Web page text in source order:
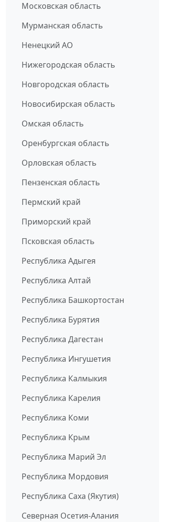
Московская область
Мурманская область
Ненецкий АО
Нижегородская область
Новгородская область
Новосибирская область
Омская область
Оренбургская область
Орловская область
Пензенская область
Пермский край
Приморский край
Псковская область
Республика Адыгея
Республика Алтай
Республика Башкортостан
Республика Бурятия
Республика Дагестан
Республика Ингушетия
Республика Калмыкия
Республика Карелия
Республика Коми
Республика Крым
Республика Марий Эл
Республика Мордовия
Республика Саха (Якутия)
Северная Осетия-Алания